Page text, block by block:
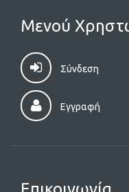
Μενού
Σύνδεση
Εγγραφή